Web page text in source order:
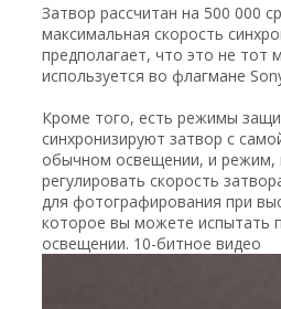
Затвор рассчитан на 500 000
максимальная скорость
предполагает, что это не тот
используется во флагмане
Кроме того, есть режимы
синхронизируют затвор с
обычном освещении, и режим,
регулировать скорость
для фотографирования при
которое вы можете испытать
освещении. 10-битное видео